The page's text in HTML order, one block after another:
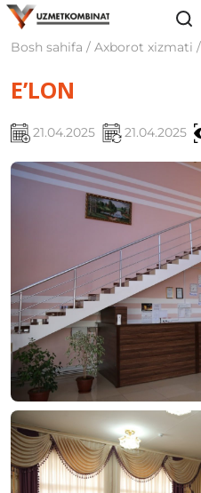
Bosh sahifa / Axborot xizmati
E’LON
21.04.2025 21.04.2025